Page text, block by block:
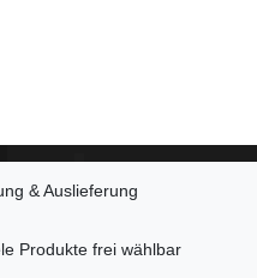
& Auslieferung
Produkte frei wählbar